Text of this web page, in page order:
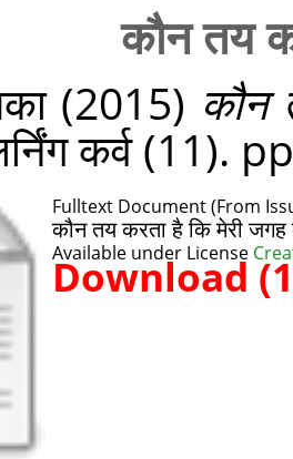
कौन तय
(2015) कौन
कर्व (11).
Fulltext Document (From
कौन तय करता है कि मेरी
Available under License
Download